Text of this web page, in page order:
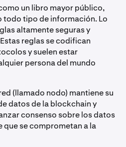
un libro mayor público,
todo tipo de información. Lo
altamente seguras y
reglas se codifican
y suelen estar
persona del mundo
(llamado nodo) mantiene su
datos de la blockchain y
consenso sobre los datos
que se comprometan a la